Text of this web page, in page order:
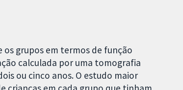
grupos em termos de função
calculada por uma tomografia
ou cinco anos. O estudo maior